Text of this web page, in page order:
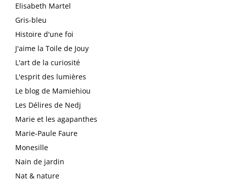
Elisabeth Martel
Gris-bleu
Histoire d'une foi
J'aime la Toile de Jouy
L'art de la curiosité
L'esprit des lumières
Le blog de Mamiehiou
Les Délires de Nedj
Marie et les agapanthes
Marie-Paule Faure
Monesille
Nain de jardin
Nat & nature